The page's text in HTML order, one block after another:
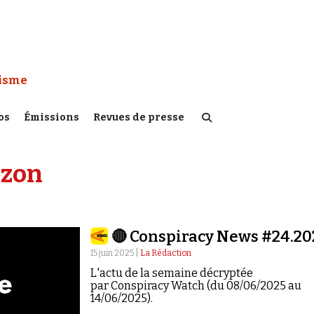
:
Émissions Revues de presse
🔴 Conspiracy News
15 juin 2025 | La Rédaction
L'actu de la semaine décryptée
par Conspiracy Watch (du 08/06/2025 au
14/06/2025).